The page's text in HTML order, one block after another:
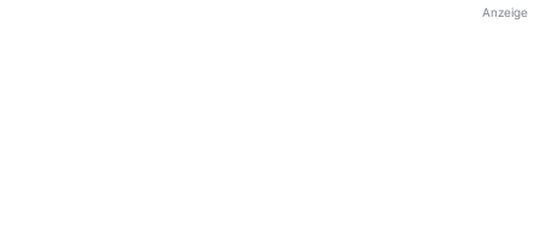
Anzeige